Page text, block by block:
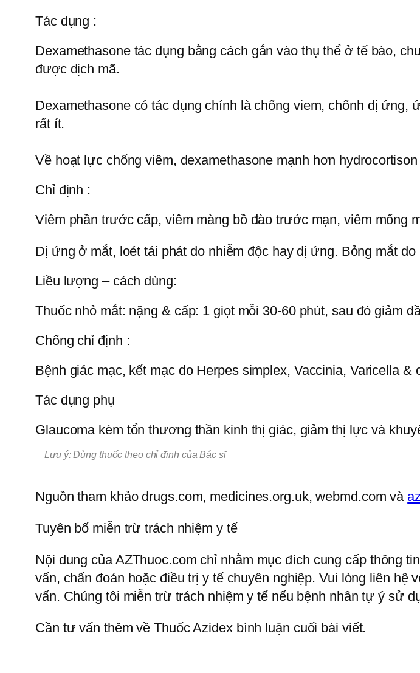
Tác dụng :
Dexamethasone tác dụng bằng cách gắn vào thụ thể ở tế bào,
được dịch mã.
Dexamethasone có tác dụng chính là chống viem, chốnh dị ứng,
rất ít.
Về hoạt lực chống viêm, dexamethasone mạnh hơn
Chỉ định :
Viêm phần trước cấp, viêm màng bồ đào trước mạn, viêm mống
Dị ứng ở mắt, loét tái phát do nhiễm độc hay dị ứng. Bỏng mắt
Liều lượng – cách dùng:
Thuốc nhỏ mắt: nặng & cấp: 1 giọt mỗi 30-60 phút, sau đó giảm
Chống chỉ định :
Bệnh giác mạc, kết mạc do Herpes simplex, Vaccinia, Varicella
Tác dụng phụ
Glaucoma kèm tổn thương thần kinh thị giác, giảm thị lực và
Lưu ý: Dùng thuốc theo chỉ định của Bác sĩ
Nguồn tham khảo drugs.com, medicines.org.uk, webmd.com và
Tuyên bố miễn trừ trách nhiệm y tế
Nội dung của AZThuoc.com chỉ nhằm mục đích cung cấp thông
vấn, chẩn đoán hoặc điều trị y tế chuyên nghiệp. Vui lòng liên
vấn. Chúng tôi miễn trừ trách nhiệm y tế nếu bệnh nhân tự ý sử
Cần tư vấn thêm về Thuốc Azidex bình luận cuối bài viết.